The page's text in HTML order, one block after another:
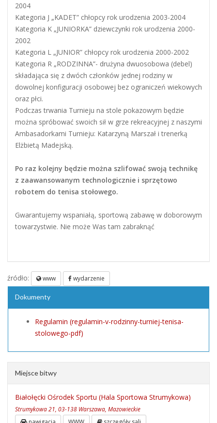
2004
Kategoria J „KADET” chłopcy rok urodzenia 2003-2004
Kategoria K „JUNIORKA” dziewczynki rok urodzenia 2000-
2002
Kategoria L „JUNIOR” chłopcy rok urodzenia 2000-2002
Kategoria R „RODZINNA”- drużyna dwuosobowa (debel)
składająca się z dwóch członków jednej rodziny w
dowolnej konfiguracji osobowej bez ograniczeń wiekowych
oraz płci.
Podczas trwania Turnieju na stole pokazowym będzie
można spróbować swoich sił w grze rekreacyjnej z naszymi
Ambasadorkami Turnieju: Katarzyną Marszał i trenerką
Elżbietą Madejską.
Po raz kolejny będzie można szlifować swoją technikę
z zaawansowanym technologicznie i sprzętowo
robotem do tenisa stołowego.
Gwarantujemy wspaniałą, sportową zabawę w doborowym
towarzystwie. Nie może Was tam zabraknąć
źródło: www wydarzenie
Dokumenty
Regulamin (regulamin-v-rodzinny-turniej-tenisa-
stolowego-pdf)
Miejsce bitwy
Białołęcki Ośrodek Sportu (Hala Sportowa Strumykowa)
Strumykowa 21, 03-138 Warszawa, Mazowieckie